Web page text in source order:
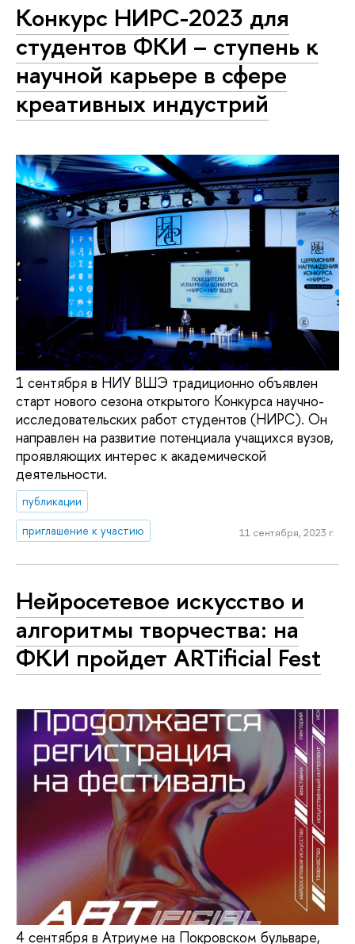
Конкурс НИРС-2023 для
студентов ФКИ – ступень к
научной карьере в сфере
креативных индустрий
1 сентября в НИУ ВШЭ традиционно объявлен
старт нового сезона открытого Конкурса научно-
исследовательских работ студентов (НИРС). Он
направлен на развитие потенциала учащихся вузов,
проявляющих интерес к академической
деятельности.
публикации
приглашение к участию
11 сентября, 2023 г.
Нейросетевое искусство и
алгоритмы творчества: на
ФКИ пройдет ARTificial Fest
4 сентября в Атриуме на Покровском бульваре,